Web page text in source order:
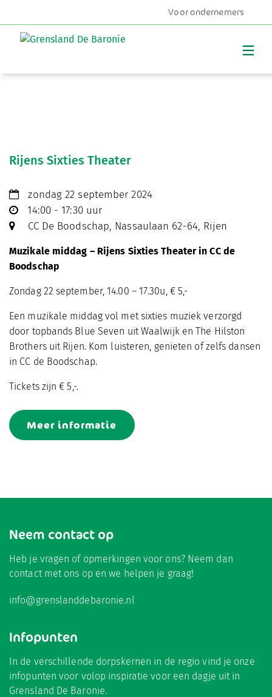
Voor ondernemers
Rijens Sixties Theater
zondag 22 september 2024
14:00 - 17:30 uur
CC De Boodschap, Nassaulaan 62-64, Rijen
Muzikale middag – Rijens Sixties Theater in CC de
Boodschap
Zondag 22 september, 14.00 – 17.30u, € 5,-
Een muzikale middag vol met sixties muziek verzorgd
door topbands Blue Seven uit Waalwijk en The Hilston
Brothers uit Rijen. Kom luisteren, genieten of zelfs dansen
in CC de Boodschap.
Tickets zijn € 5,-.
Meer informatie
Neem contact op
Heb je vragen of opmerkingen voor ons? Neem dan
contact met ons op en we helpen je graag!
info@grenslanddebaronie.nl
Infopunten
In de verschillende dorpskernen in de regio vind je onze
infopunten voor volop inspiratie voor een dagje uit in
Grensland De Baronie.